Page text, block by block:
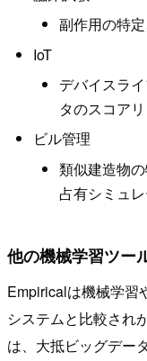
副作用の特
IoT
デバイスラ
タのスコア
ビル管理
類似建造物
占有シミュ
他の機械学習ツー
Empiricalは機械学習
システムと比較され
は、大抵ビッグデー